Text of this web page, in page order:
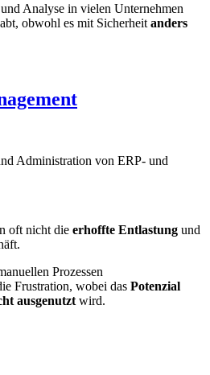
Analyse in vielen Unternehmen
obwohl es mit Sicherheit anders
Administration von ERP- und
oft nicht die erhoffte Entlastung und
Prozessen
Frustration, wobei das Potenzial
ausgenutzt wird.